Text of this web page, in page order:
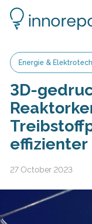
Energie &
3D-
effizienter
27 October 2023